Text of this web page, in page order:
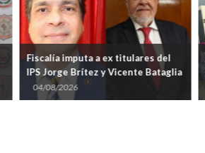
Fiscalía imputa a ex titulares del
IPS Jorge Brítez y Vicente Bataglia
por multimillonario desfalco
04/08/2026